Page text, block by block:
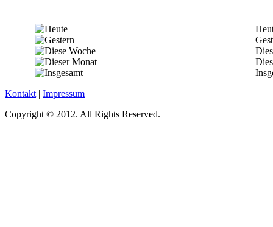
Kontakt | Impressum
Copyright © 2012. All Rights Reserved.